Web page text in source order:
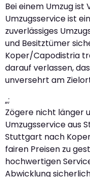
Bei einem Umzug ist
Umzugsservice ist
zuverlässiges
und Besitztümer
Koper/Capodistria
darauf verlassen,
unversehrt am
„;
Zögere nicht länger
Umzugsservice aus
Stuttgart nach
fairen Preisen zu
hochwertigen
Abwicklung